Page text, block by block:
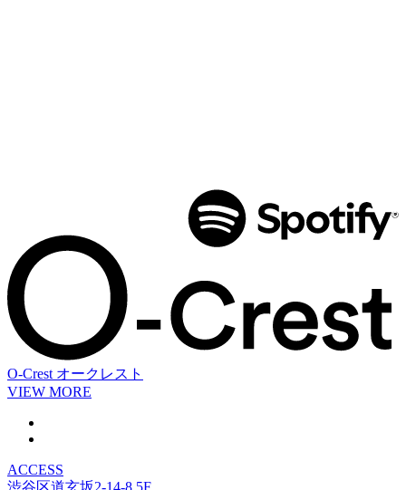
O-Crest オークレスト
VIEW MORE
ACCESS
渋谷区道玄坂2-14-8 5F